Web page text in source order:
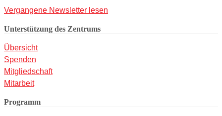
Vergangene Newsletter lesen
Unterstützung des Zentrums
Übersicht
Spenden
Mitgliedschaft
Mitarbeit
Programm